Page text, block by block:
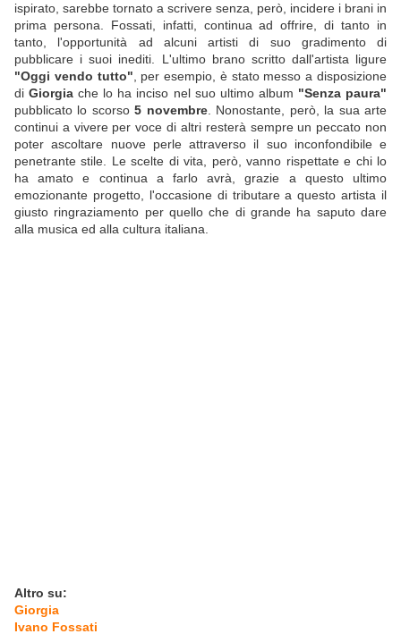
ispirato, sarebbe tornato a scrivere senza, però, incidere i brani in
prima persona. Fossati, infatti, continua ad offrire, di tanto in
tanto, l'opportunità ad alcuni artisti di suo gradimento di
pubblicare i suoi inediti. L'ultimo brano scritto dall'artista ligure
"Oggi vendo tutto" , per esempio, è stato messo a disposizione
diGiorgia che lo ha inciso nel suo ultimo album "Senza paura"
pubblicato lo scorso5 novembre. Nonostante, però, la sua arte
continui a vivere per voce di altri resterà sempre un peccato non
poter ascoltare nuove perle attraverso il suo inconfondibile e
penetrante stile. Le scelte di vita, però, vanno rispettate e chi lo
ha amato e continua a farlo avrà, grazie a questo ultimo
emozionante progetto, l'occasione di tributare a questo artista il
giusto ringraziamento per quello che di grande ha saputo dare
alla musica ed alla cultura italiana.
Altro su:
Giorgia
Ivano Fossati